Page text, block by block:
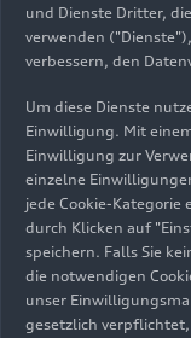
Motor
Frei
mehr
13,3 – 12,9;
301 – 293*)
Zwei
13,3 - 12,9;
und Dienste Dritter,
verwenden
verbessern, den
Um diese Dienste
Einwilligung. Mit
Einwilligung zur
einzelne
jede Cookie-
durch Klicken auf
speichern. Falls Sie
die notwendigen
unser
gesetzlich verpflichtet,